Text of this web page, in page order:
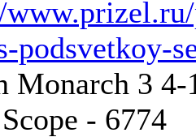
podsvetkoy-
Monarch 3
- 6774